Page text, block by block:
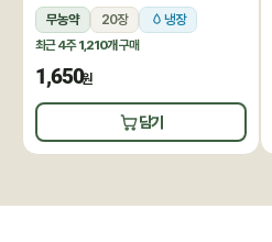
무농약 20장 냉장
최근 4주1,210개 구매
1,650원
담기